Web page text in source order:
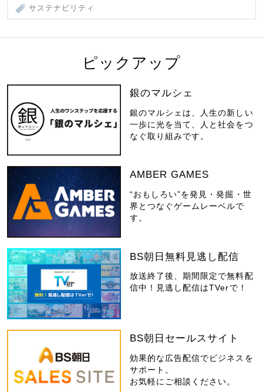
サステナビリティ
ピックアップ
銀のマルシェ
銀のマルシェは、人生の新しい
一歩に光を当て、人と社会をつ
なぐ取り組みです。
AMBER GAMES
“おもしろい”を発見・発掘・世
界とつなぐゲームレーベルで
す。
BS朝日無料見逃し配信
放送終了後、期間限定で無料配
信中！見逃し配信はTVerで！
BS朝日セールスサイト
効果的な広告配信でビジネスを
サポート。
お気軽にご相談ください。